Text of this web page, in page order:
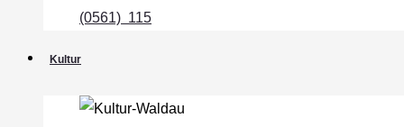
(0561) 115
Kultur